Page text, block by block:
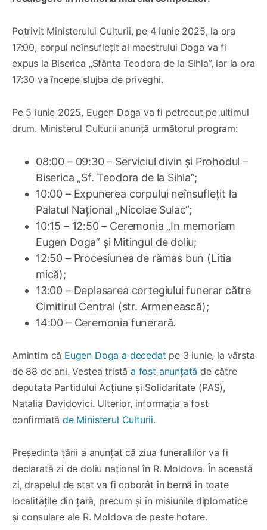
Potrivit Ministerului Culturii, pe 4 iunie 2025, la ora
17:00, corpul neînsuflețit al maestrului Doga va fi
expus la Biserica „Sfânta Teodora de la Sihla”, iar la ora
17:30 va începe slujba de priveghi.
Pe 5 iunie 2025, Eugen Doga va fi petrecut pe ultimul
drum. Ministerul Culturii anunță următorul program:
08:00 – 09:30 – Serviciul divin și Prohodul –
Biserica „Sf. Teodora de la Sihla”;
10:00 – Expunerea corpului neînsuflețit la
Palatul Național „Nicolae Sulac”;
10:15 – 12:50 – Ceremonia „In memoriam
Eugen Doga” și Mitingul de doliu;
12:50 – Procesiunea de rămas bun (Litia
mică);
13:00 – Deplasarea cortegiului funerar către
Cimitirul Central (str. Armenească);
14:00 – Ceremonia funerară.
Amintim că Eugen Doga a decedat pe 3 iunie, la vârsta
de 88 de ani. Vestea tristă a fost anunțată de către
deputata Partidului Acțiune și Solidaritate (PAS),
Natalia Davidovici. Ulterior, informația a fost
confirmatăde Ministerul Culturii.
Președinta țării a anunțat că ziua funeraliilor va fi
declarată zi de doliu național în R. Moldova. În această
zi, drapelul de stat va fi coborât în bernă în toate
localitățile din țară, precum și în misiunile diplomatice
și consulare ale R. Moldova de peste hotare.